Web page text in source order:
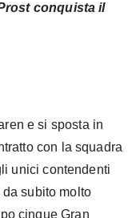
conquista il
e si sposta in
con la squadra
unici contendenti
subito molto
cinque Gran